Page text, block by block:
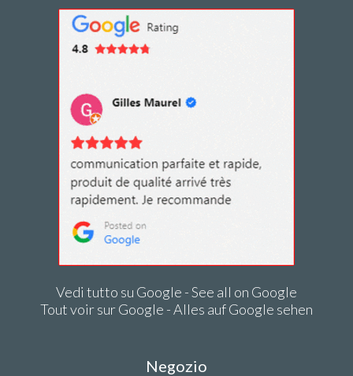
Vedi tutto su Google - See all on Google
Tout voir sur Google - Alles auf Google sehen
Negozio